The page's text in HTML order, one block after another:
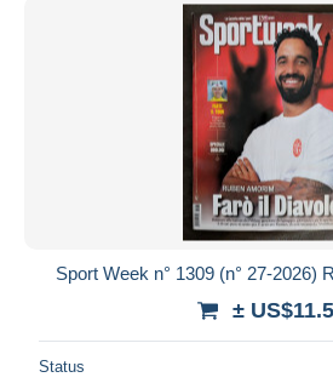
Submit
Sport Week n° 1309 (n° 27-2026)
±
Status